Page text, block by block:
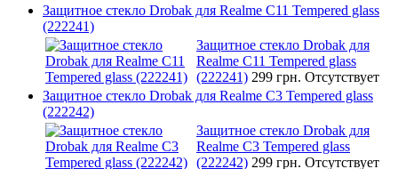
Защитное стекло Drobak для Realme C11 Tempered glass
(222241)
Защитное стекло Drobak для
Realme C11 Tempered glass
(222241) 299 грн. Отсутствует
Защитное стекло Drobak для Realme C3 Tempered glass
(222242)
Защитное стекло Drobak для
Realme C3 Tempered glass
(222242) 299 грн. Отсутствует